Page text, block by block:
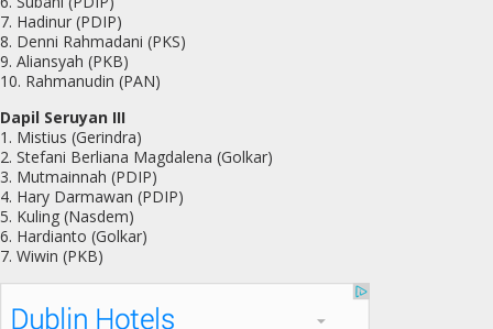
7. Hadinur (PDIP)
8. Denni Rahmadani (PKS)
9. Aliansyah (PKB)
10. Rahmanudin (PAN)
Dapil Seruyan III
1. Mistius (Gerindra)
2. Stefani Berliana Magdalena (Golkar)
3. Mutmainnah (PDIP)
4. Hary Darmawan (PDIP)
5. Kuling (Nasdem)
6. Hardianto (Golkar)
7. Wiwin (PKB)